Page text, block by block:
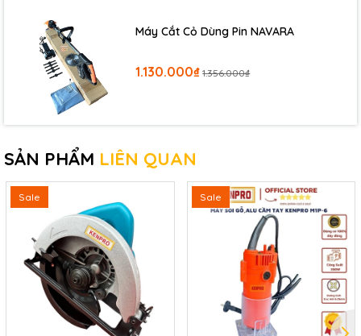
Máy Cắt Cỏ Dùng Pin NAVARA
1.130.000₫ 1.356.000₫
SẢN PHẨM LIÊN QUAN
Sale Sale